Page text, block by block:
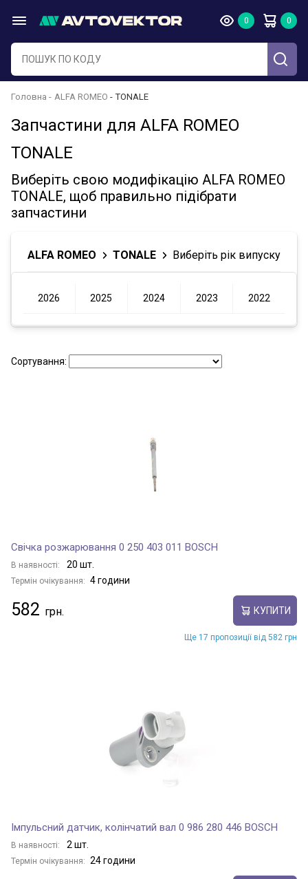
Головна ALFA ROMEO TONALE
Запчастини для ALFA ROMEO
TONALE
Виберіть свою модифікацію ALFA ROMEO
TONALE, щоб правильно підібрати
запчастини
ALFA ROMEO TONALE Виберіть рік випуску
2026 2025 2024 2023 2022
Сортування:
Свічка розжарювання 0 250 403 011 BOSCH
В наявності: 20 шт.
Термін очікування: 4 години
582 КУПИТИ
Ще 17 пропозиції від 582 грн
Імпульсний датчик, колінчатий вал 0 986 280 446 BOSCH
В наявності: 2 шт.
Термін очікування: 24 години